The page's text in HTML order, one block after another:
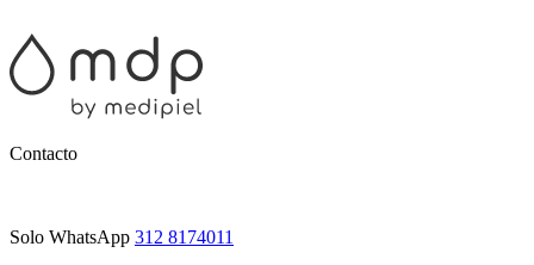
Contacto
Solo WhatsApp 312 8174011